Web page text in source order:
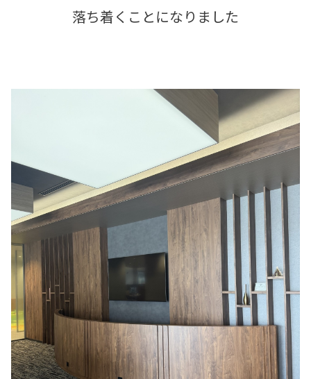
落ち着くことになりました